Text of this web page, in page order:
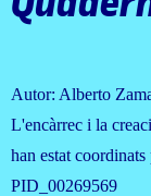
Autor: Alberto
L'encàrrec i la
han estat
PID_00269569